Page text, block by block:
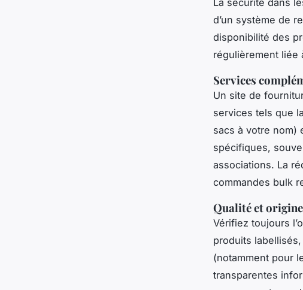
d’un système de
disponibilité des
régulièrement liée
Services
Un site de
services tels que
sacs à votre nom)
spécifiques,
associations. La
commandes bulk
Qualité et
Vérifiez toujours
produits
(notamment pour
transparentes